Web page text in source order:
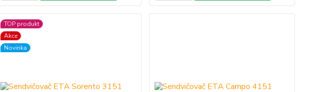
TOP produkt
Akce
Novinka